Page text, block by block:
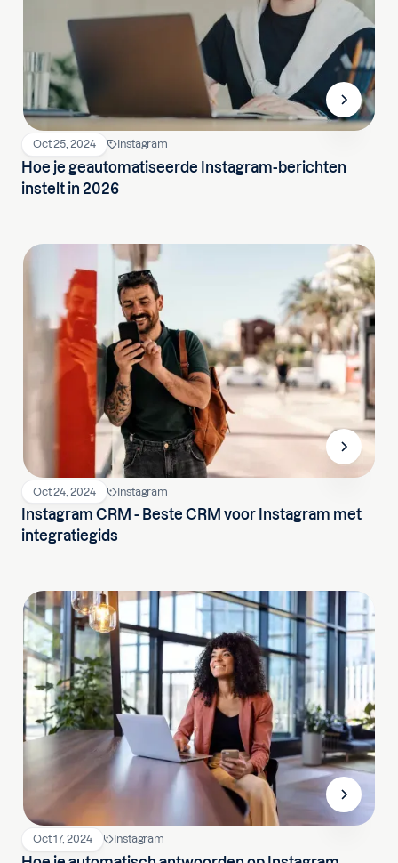
Oct 25, 2024 Instagram
Hoe je geautomatiseerde Instagram-berichten
instelt in 2026
Oct 24, 2024 Instagram
‍Instagram CRM - Beste CRM voor Instagram met
integratiegids‍
Oct 17, 2024 Instagram